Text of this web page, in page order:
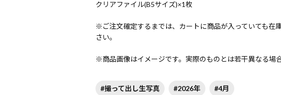
クリアファイル(B5サイズ)×1枚
※ご注文確定するまでは、カートに商品が入っていても在
さい。
※商品画像はイメージです。実際のものとは若干異なる場
#撮って出し生写真 #2026年 #4月